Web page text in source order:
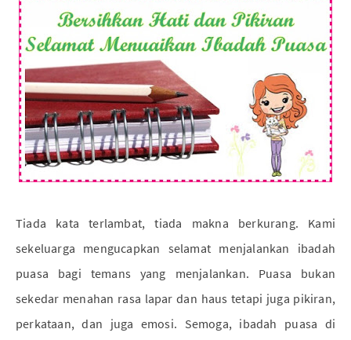
Tiada kata terlambat, tiada makna berkurang. Kami
sekeluarga mengucapkan selamat menjalankan ibadah
puasa bagi temans yang menjalankan. Puasa bukan
sekedar menahan rasa lapar dan haus tetapi juga pikiran,
perkataan, dan juga emosi. Semoga, ibadah puasa di